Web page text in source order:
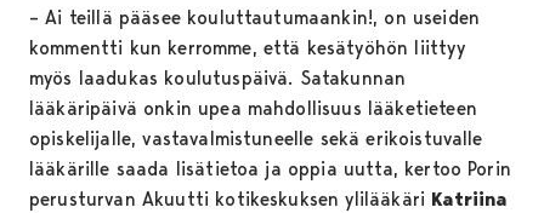
– Ai teillä pääsee kouluttautumaankin!, on useiden
kommentti kun kerromme, että kesätyöhön liittyy
myös laadukas koulutuspäivä. Satakunnan
lääkäripäivä onkin upea mahdollisuus lääketieteen
opiskelijalle, vastavalmistuneelle sekä erikoistuvalle
lääkärille saada lisätietoa ja oppia uutta, kertoo Porin
perusturvan Akuutti kotikeskuksen ylilääkäri Katriina